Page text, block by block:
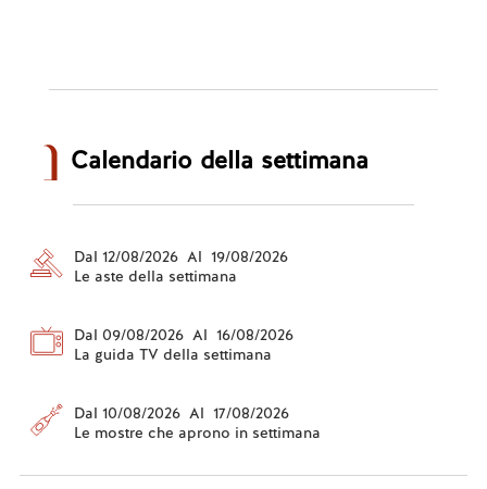
Calendario della settimana
Dal 12/08/2026 Al 19/08/2026
Le aste della settimana
Dal 09/08/2026 Al 16/08/2026
La guida TV della settimana
Dal 10/08/2026 Al 17/08/2026
Le mostre che aprono in settimana